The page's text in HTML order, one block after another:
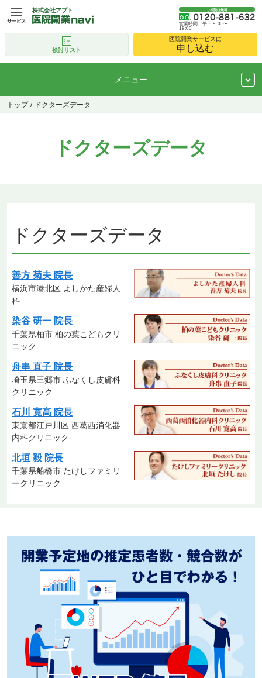
株式会社アプト ご相談は無料
営業時間：平日 9:00〜
18:00
検討リスト
医院開業サービスに
申し込む
サービス
メニュー
トップ ドクターズデータ
ドクターズデータ
ドクターズデータ
善方 菊夫 院長
横浜市港北区 よしかた産婦人
科
染谷 研一 院長
千葉県柏市 柏の葉こどもクリ
ニック
舟串 直子 院長
埼玉県三郷市 ふなくし皮膚科
クリニック
石川 寛高 院長
東京都江戸川区 西葛西消化器
内科クリニック
北垣 毅 院長
千葉県船橋市 たけしファミリ
ークリニック